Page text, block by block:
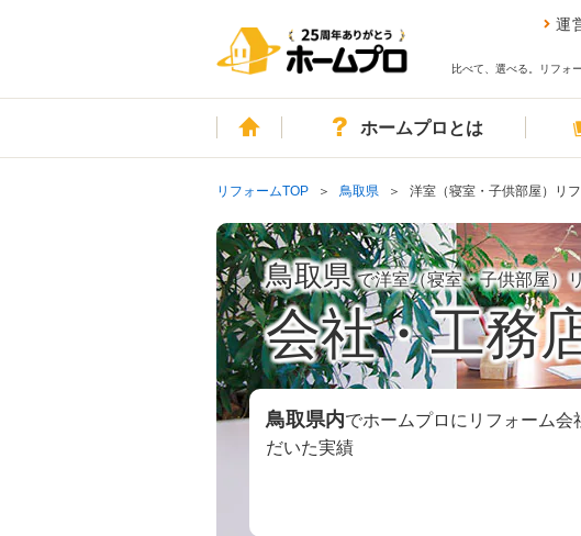
運
比べて、選べる。リフォ
ホームホームプロとは
リフォームTOP 鳥取県 洋室（寝室・子供部屋）リ
鳥取県 で洋室（寝室・子供部屋）
会社・工務
鳥取県内でホームプロにリフォーム会
だいた実績